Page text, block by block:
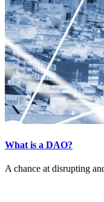
What is a DAO?
A chance at disrupting